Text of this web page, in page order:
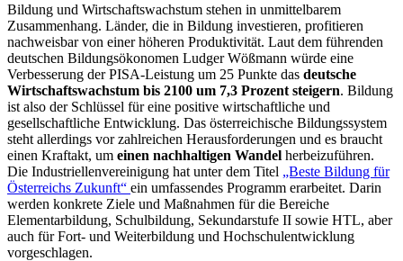
Bildung und Wirtschaftswachstum stehen in unmittelbarem
Zusammenhang. Länder, die in Bildung investieren, profitieren
nachweisbar von einer höheren Produktivität. Laut dem führenden
deutschen Bildungsökonomen Ludger Wößmann würde eine
Verbesserung der PISA-Leistung um 25 Punkte das deutsche
Wirtschaftswachstum bis 2100 um 7,3 Prozent steigern. Bildung
ist also der Schlüssel für eine positive wirtschaftliche und
gesellschaftliche Entwicklung. Das österreichische Bildungssystem
steht allerdings vor zahlreichen Herausforderungen und es braucht
einen Kraftakt, um einen nachhaltigen Wandel herbeizuführen.
Die Industriellenvereinigung hat unter dem Titel „Beste Bildung für
Österreichs Zukunft“ ein umfassendes Programm erarbeitet. Darin
werden konkrete Ziele und Maßnahmen für die Bereiche
Elementarbildung, Schulbildung, Sekundarstufe II sowie HTL, aber
auch für Fort- und Weiterbildung und Hochschulentwicklung
vorgeschlagen.